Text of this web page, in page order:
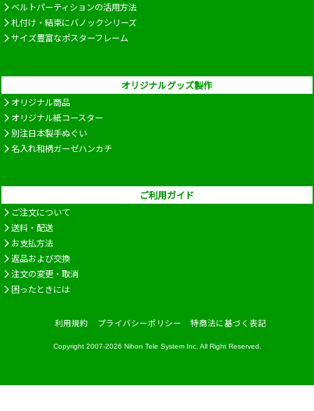
ベルトパーティションの活用方法
札付け・結束にバノックシリーズ
サイズ豊富なポスターフレーム
オリジナルグッズ製作
オリジナル商品
オリジナル紙コースター
別注日本製手ぬぐい
名入れ和柄ガーゼハンカチ
ご利用ガイド
ご注文について
送料・配送
お支払方法
返品および交換
注文の変更・取消
困ったときには
利用規約 プライバシーポリシー 特商法に基づく表記
Copyright 2007-2026 Nihon Tele System Inc. All Right Reserved.